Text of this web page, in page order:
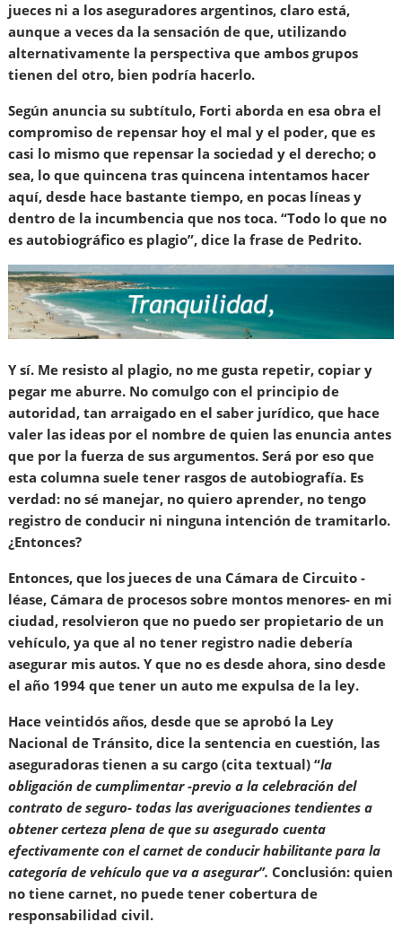
jueces ni a los aseguradores argentinos, claro está,
aunque a veces da la sensación de que, utilizando
alternativamente la perspectiva que ambos grupos
tienen del otro, bien podría hacerlo.
Según anuncia su subtítulo, Forti aborda en esa obra el
compromiso de repensar hoy el mal y el poder, que es
casi lo mismo que repensar la sociedad y el derecho; o
sea, lo que quincena tras quincena intentamos hacer
aquí, desde hace bastante tiempo, en pocas líneas y
dentro de la incumbencia que nos toca. “Todo lo que no
es autobiográfico es plagio”, dice la frase de Pedrito.
Y sí. Me resisto al plagio, no me gusta repetir, copiar y
pegar me aburre. No comulgo con el principio de
autoridad, tan arraigado en el saber jurídico, que hace
valer las ideas por el nombre de quien las enuncia antes
que por la fuerza de sus argumentos. Será por eso que
esta columna suele tener rasgos de autobiografía. Es
verdad: no sé manejar, no quiero aprender, no tengo
registro de conducir ni ninguna intención de tramitarlo.
¿Entonces?
Entonces, que los jueces de una Cámara de Circuito -
léase, Cámara de procesos sobre montos menores- en mi
ciudad, resolvieron que no puedo ser propietario de un
vehículo, ya que al no tener registro nadie debería
asegurar mis autos. Y que no es desde ahora, sino desde
el año 1994 que tener un auto me expulsa de la ley.
Hace veintidós años, desde que se aprobó la Ley
Nacional de Tránsito, dice la sentencia en cuestión, las
aseguradoras tienen a su cargo (cita textual) “la
obligación de cumplimentar -previo a la celebración del
contrato de seguro- todas las averiguaciones tendientes a
obtener certeza plena de que su asegurado cuenta
efectivamente con el carnet de conducir habilitante para la
categoría de vehículo que va a asegurar”. Conclusión: quien
no tiene carnet, no puede tener cobertura de
responsabilidad civil.